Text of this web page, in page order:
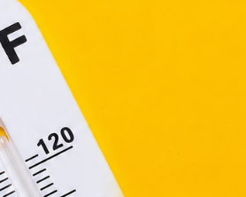
weblapoknak, melyek az Európai
használatához, és ezeknek a
eszközén történő tárolásához a